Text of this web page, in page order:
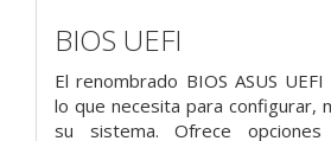
BIOS UEFI
El renombrado BIOS ASUS
lo que necesita para configurar,
su sistema. Ofrece opciones